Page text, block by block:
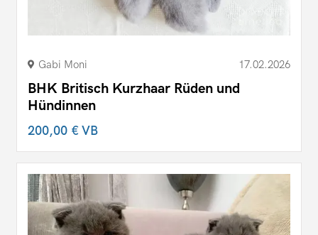
Gabi Moni 17.02.2026
BHK Britisch Kurzhaar Rüden und
Hündinnen
200,00 €VB